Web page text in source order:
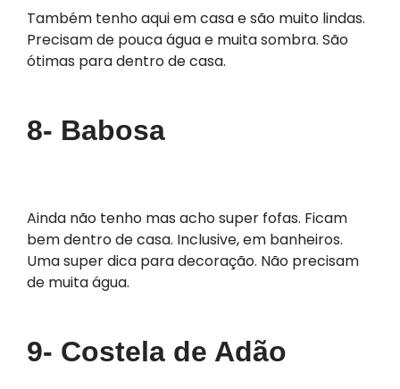
Também tenho aqui em casa e são muito lindas.
Precisam de pouca água e muita sombra. São
ótimas para dentro de casa.
8- Babosa
Ainda não tenho mas acho super fofas. Ficam
bem dentro de casa. Inclusive, em banheiros.
Uma super dica para decoração. Não precisam
de muita água.
9- Costela de Adão